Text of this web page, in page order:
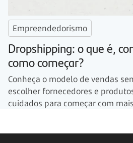
Empreendedorismo
Dropshipping: o que é,
como começar?
Conheça o modelo de vendas
escolher fornecedores e
cuidados para começar com